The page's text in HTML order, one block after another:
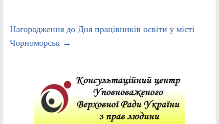
Нагородження до Дня працівників освіти у місті
Чорноморськ →